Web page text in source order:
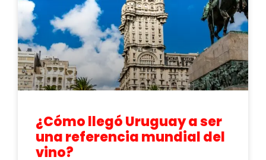
¿Cómo llegó Uruguay a ser
una referencia mundial del
vino?